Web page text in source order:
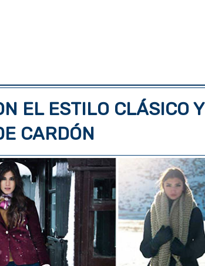
EL ESTILO CLÁSICO Y
CARDÓN